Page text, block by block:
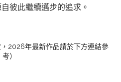
彼此繼續邁步的追求。
，2026年最新作品請於下方連結參
考）